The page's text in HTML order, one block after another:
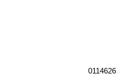
0114626